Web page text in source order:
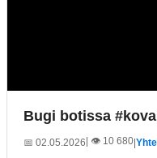
Bugi botissa
📅 02.05.2026 | 👁️ 10 680|